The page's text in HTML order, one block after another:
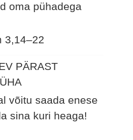
oma pühadega
3,14–22
PÄRAST
võitu saada enese
sina kuri heaga!